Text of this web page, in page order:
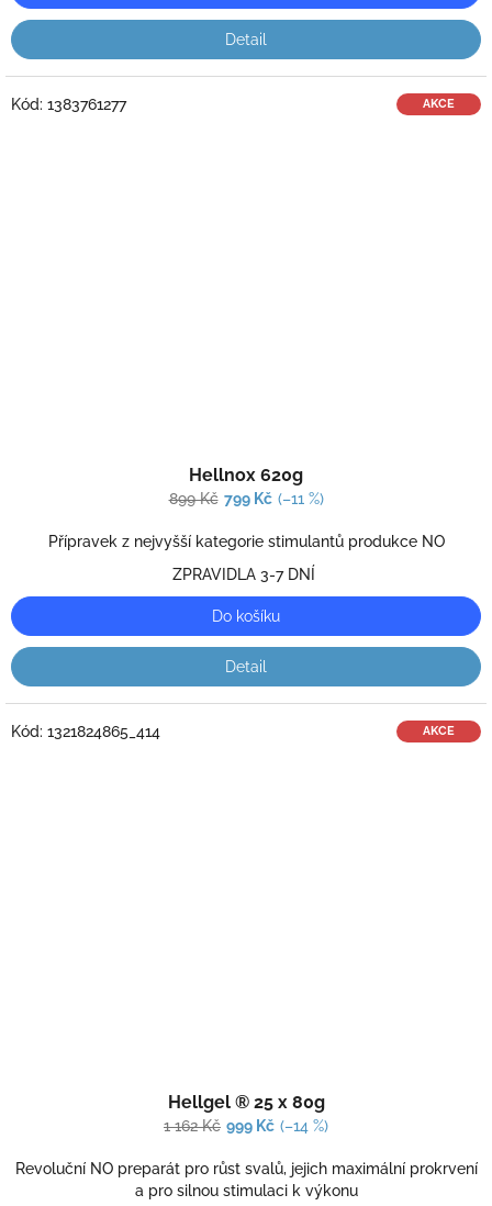
Detail
AKCE
hodnocení
produktu
2,0
5
hvězdiček.
Hellnox 620g
899 Kč 799 Kč (–11 %)
Přípravek z nejvyšší kategorie stimulantů produkce NO
ZPRAVIDLA 3-7 DNÍ
Do košíku
Detail
Kód: 1383761277
AKCE
hodnocení
produktu
3,0
z
Hellgel ® 25 x 80g
1 162 Kč 999 Kč (–14 %)
Revoluční NO preparát pro růst svalů, jejich maximální prokrvení
a pro silnou stimulaci k výkonu
Kód: 1321824865_414